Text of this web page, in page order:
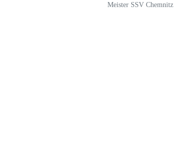
Meister SSV Chemnitz